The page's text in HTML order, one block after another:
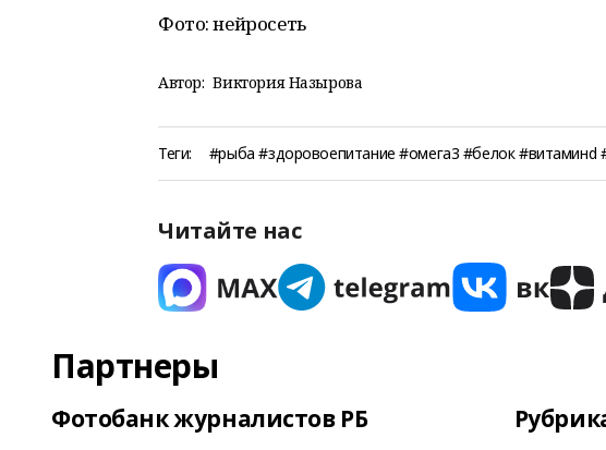
Фото: нейросеть
Автор: Виктория Назырова
Теги: #рыба #здоровоепитание #омега3 #белок
Читайте нас
Партнеры
Фотобанк журналистов РБ